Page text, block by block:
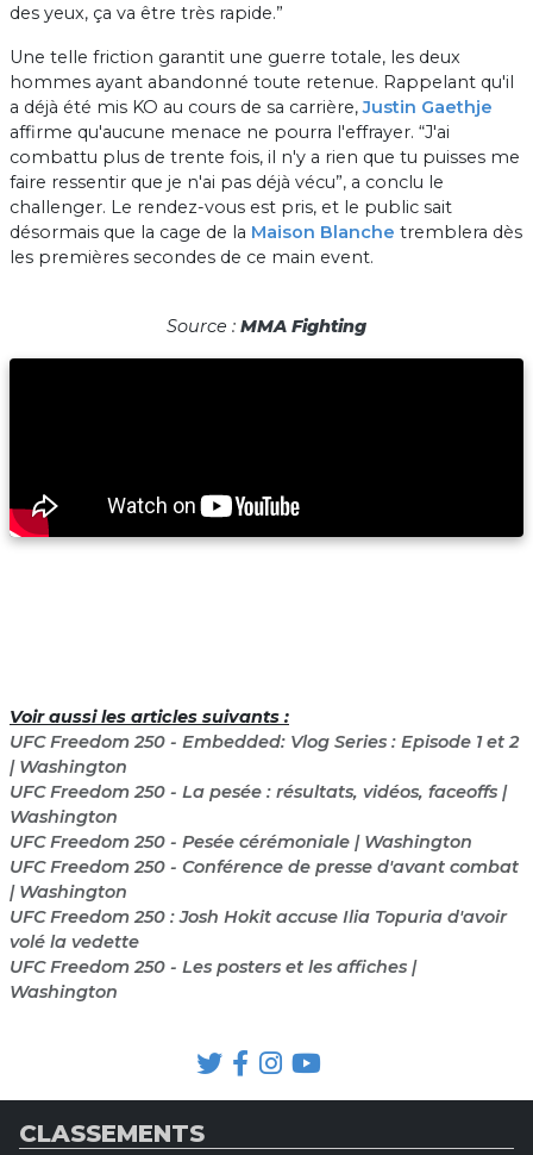
des yeux, ça va être très rapide.”
Une telle friction garantit une guerre totale, les deux
hommes ayant abandonné toute retenue. Rappelant qu'il
a déjà été mis KO au cours de sa carrière,Justin Gaethje
affirme qu'aucune menace ne pourra l'effrayer. “J'ai
combattu plus de trente fois, il n'y a rien que tu puisses me
faire ressentir que je n'ai pas déjà vécu”, a conclu le
challenger. Le rendez-vous est pris, et le public sait
désormais que la cage de la Maison Blanche tremblera dès
les premières secondes de ce main event.
Source : MMA Fighting
Voir aussi les articles suivants :
UFC Freedom 250 - Embedded: Vlog Series : Episode 1 et 2
| Washington
UFC Freedom 250 - La pesée : résultats, vidéos, faceoffs |
Washington
UFC Freedom 250 - Pesée cérémoniale | Washington
UFC Freedom 250 - Conférence de presse d'avant combat
| Washington
UFC Freedom 250 : Josh Hokit accuse Ilia Topuria d'avoir
volé la vedette
UFC Freedom 250 - Les posters et les affiches |
Washington
CLASSEMENTS